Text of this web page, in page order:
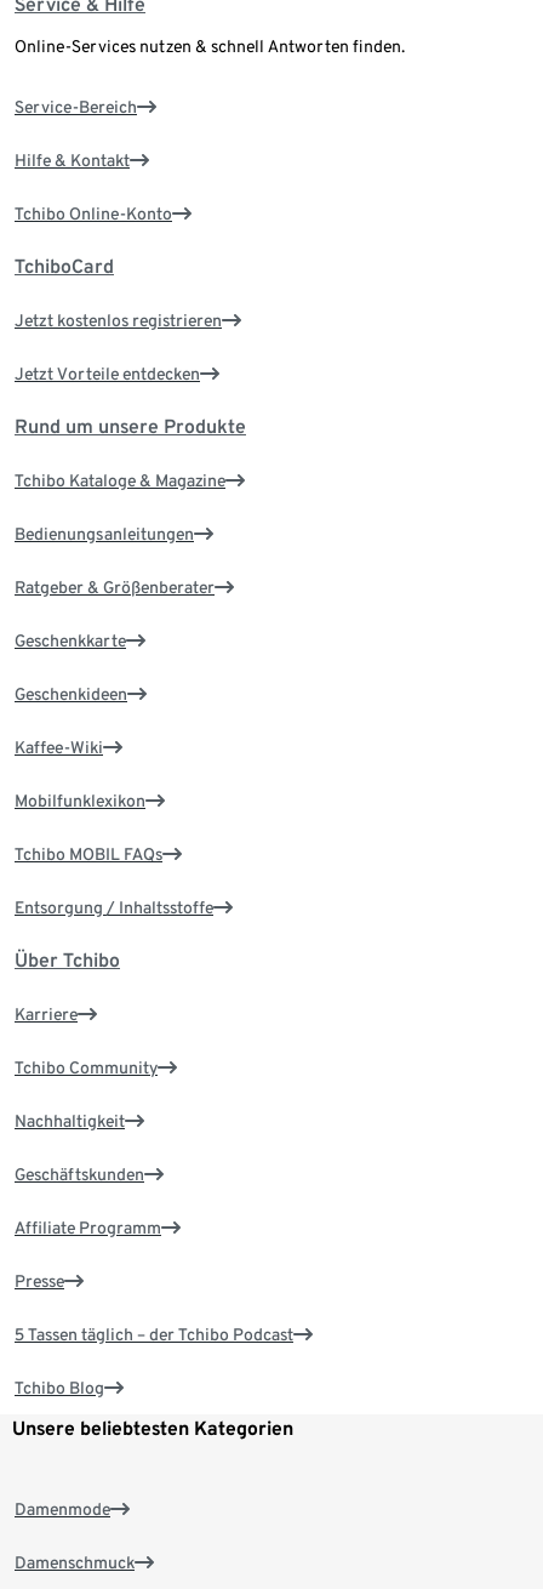
Service & Hilfe
Online-Services nutzen & schnell Antworten finden.
Service-Bereich
Hilfe & Kontakt
Tchibo Online-Konto
TchiboCard
Jetzt kostenlos registrieren
Jetzt Vorteile entdecken
Rund um unsere Produkte
Tchibo Kataloge & Magazine
Bedienungsanleitungen
Ratgeber & Größenberater
Geschenkkarte
Geschenkideen
Kaffee-Wiki
Mobilfunklexikon
Tchibo MOBIL FAQs
Entsorgung / Inhaltsstoffe
Über Tchibo
Karriere
Tchibo Community
Nachhaltigkeit
Geschäftskunden
Affiliate Programm
Presse
5 Tassen täglich – der Tchibo Podcast
Tchibo Blog
Unsere beliebtesten Kategorien
Damenmode
Damenschmuck